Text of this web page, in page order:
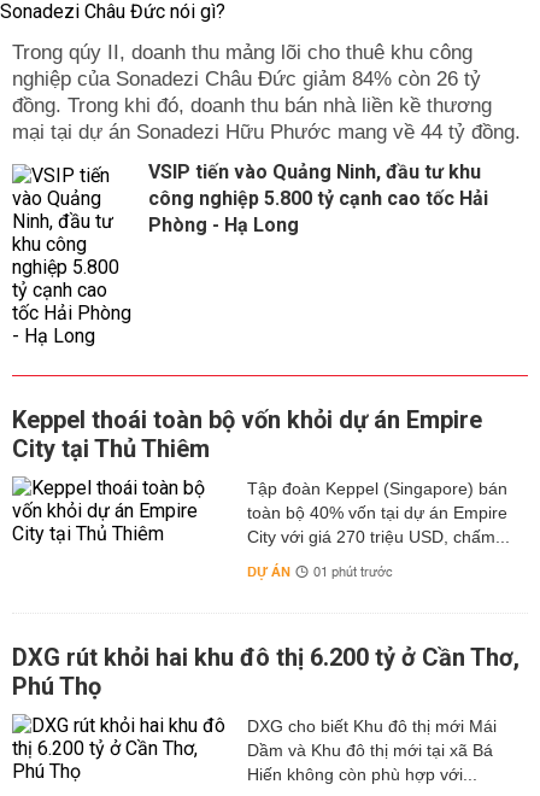
Trong qúy II, doanh thu mảng lõi cho thuê khu công
nghiệp của Sonadezi Châu Đức giảm 84% còn 26 tỷ
đồng. Trong khi đó, doanh thu bán nhà liền kề thương
mại tại dự án Sonadezi Hữu Phước mang về 44 tỷ đồng.
VSIP tiến vào Quảng Ninh, đầu tư khu
công nghiệp 5.800 tỷ cạnh cao tốc Hải
Phòng - Hạ Long
Keppel thoái toàn bộ vốn khỏi dự án Empire
City tại Thủ Thiêm
Tập đoàn Keppel (Singapore) bán
toàn bộ 40% vốn tại dự án Empire
City với giá 270 triệu USD, chấm...
DỰ ÁN 01 phút trước
DXG rút khỏi hai khu đô thị 6.200 tỷ ở Cần Thơ,
Phú Thọ
DXG cho biết Khu đô thị mới Mái
Dầm và Khu đô thị mới tại xã Bá
Hiến không còn phù hợp với...